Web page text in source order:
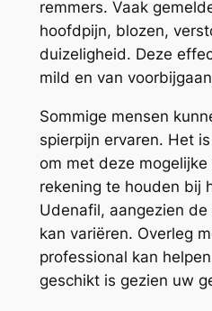
remmers. Vaak
hoofdpijn, blozen,
duizeligheid. Deze
mild en van
Sommige mensen
spierpijn ervaren. Het
om met deze
rekening te houden bij
Udenafil, aangezien
kan variëren. Overleg
professional kan
geschikt is gezien uw